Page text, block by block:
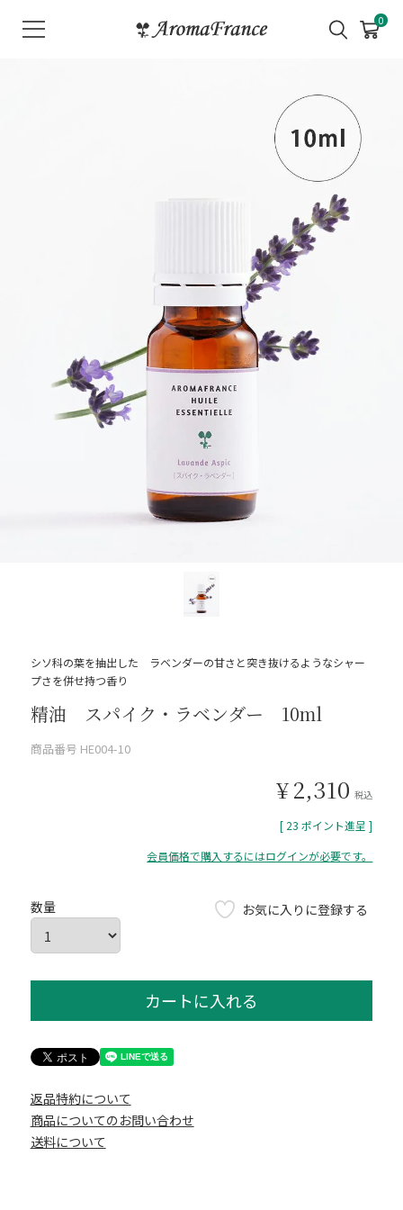
メ
ニ
0
シソ科の葉を抽出した ラベンダーの甘さと突き抜けるようなシャー
プさを併せ持つ香り
精油 スパイク・ラベンダー 10ml
商品番号 HE004-10
¥2,310 税込
[ 23 ポイント進呈 ]
会員価格で購入するにはログインが必要です。
お気に入りに登録する
カートに入れる
返品特約について
商品についてのお問い合わせ
送料について